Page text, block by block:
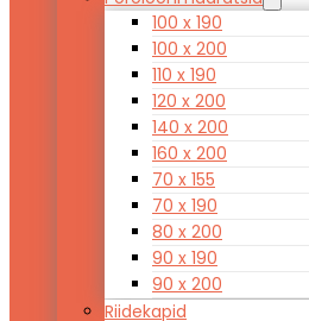
100 x 190
100 x 200
110 x 190
120 x 200
140 x 200
160 x 200
70 x 155
70 x 190
80 x 200
90 x 190
90 x 200
Riidekapid